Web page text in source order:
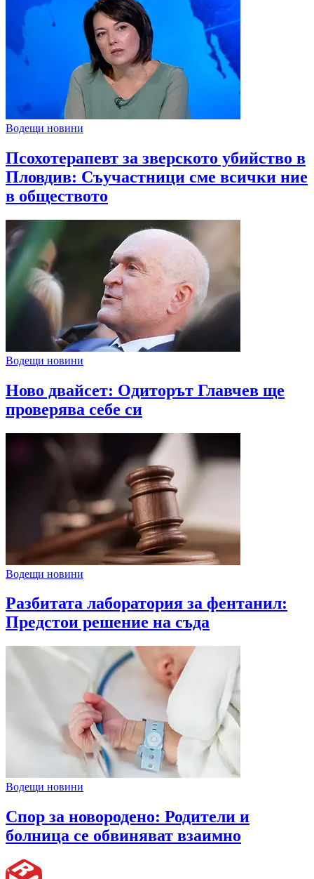
Водещи новини
Псохотерапевт за зверското убийство в
Пловдив: Съучастници сме всички ние
в обществото
Водещи новини
Ново двайсет: Одиторът Главчев ще
проверява себе си
Водещи новини
Разбитата лаборатория за фентанил:
Предстои решение на съда
Водещи новини
Спор за новородено: Родители и
болница се обвиняват взаимно